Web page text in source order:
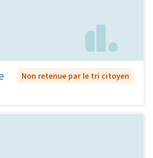
Non retenue par le tri citoyen